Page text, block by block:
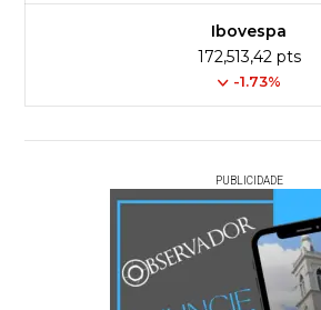
Ibovespa
172,513,42 pts
-1.73%
PUBLICIDADE